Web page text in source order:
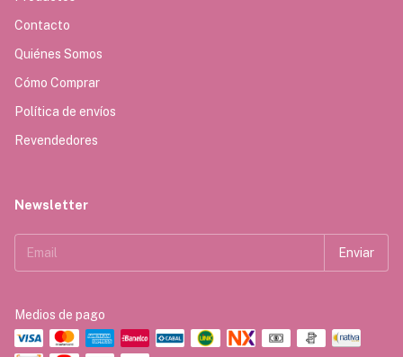
Contacto
Quiénes Somos
Cómo Comprar
Política de envíos
Revendedores
Newsletter
Medios de pago